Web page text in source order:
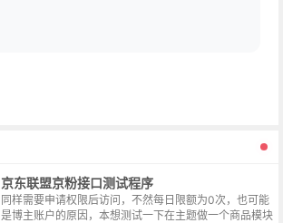
京东联盟京粉接口测试程序
同样需要申请权限后访问，不然每日限额为0次，也可能
是博主账户的原因，本想测试一下在主题做一个商品模块